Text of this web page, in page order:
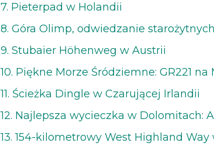
7. Pieterpad w Holandii
8. Góra Olimp, odwiedzanie
9. Stubaier Höhenweg w Austrii
10. Piękne Morze Śródziemne: GR221 na
11. Ścieżka Dingle w Czarującej Irlandii
12. Najlepsza wycieczka w Dolomitach:
13. 154-kilometrowy West Highland Way